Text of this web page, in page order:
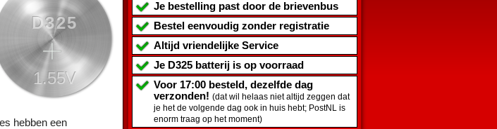
D325
1.55V
hebben een
Je bestelling past door de brievenbus
Bestel eenvoudig zonder registratie
Altijd vriendelijke Service
Je D325 batterij is op voorraad
Voor 17:00 besteld, dezelfde dag
verzonden! (dat wil helaas niet altijd zeggen dat
je het de volgende dag ook in huis hebt; PostNL is
enorm traag op het moment)